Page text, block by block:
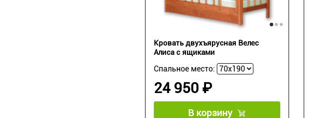
Кровать двухъярусная Велес
Алиса с ящиками
Спальное место:
24 950 ₽
В корзину